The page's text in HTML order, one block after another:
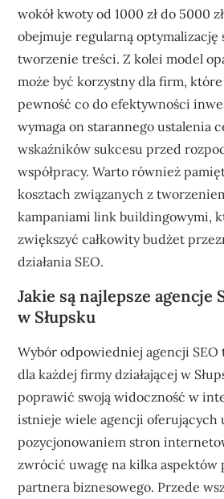
wokół kwoty od 1000 zł do 5000
obejmuje regularną optymalizację
tworzenie treści. Z kolei model
może być korzystny dla firm,
pewność co do efektywności
wymaga on starannego ustalenia
wskaźników sukcesu przed
współpracy. Warto również
kosztach związanych z
kampaniami link buildingowymi,
zwiększyć całkowity budżet
działania SEO.
Jakie są najlepsze agencje
w Słupsku
Wybór odpowiedniej agencji
dla każdej firmy działającej w
poprawić swoją widoczność w
istnieje wiele agencji oferujących
pozycjonowaniem stron
zwrócić uwagę na kilka aspektów
partnera biznesowego. Przede